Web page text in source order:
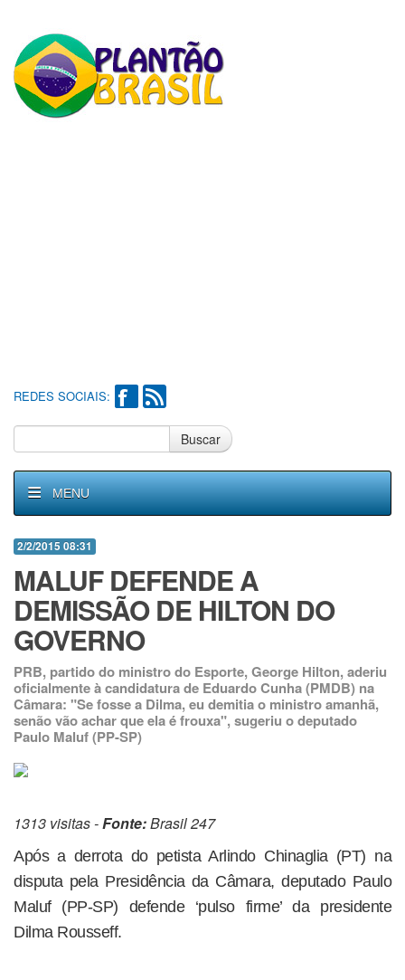
REDES SOCIAIS:
Buscar
MENU
2/2/2015 08:31
MALUF DEFENDE A
DEMISSÃO DE HILTON DO
GOVERNO
PRB, partido do ministro do Esporte, George Hilton, aderiu
oficialmente à candidatura de Eduardo Cunha (PMDB) na
Câmara: "Se fosse a Dilma, eu demitia o ministro amanhã,
senão vão achar que ela é frouxa", sugeriu o deputado
Paulo Maluf (PP-SP)
1313 visitas -Fonte:Brasil 247
Após a derrota do petista Arlindo Chinaglia (PT) na
disputa pela Presidência da Câmara, deputado Paulo
Maluf (PP-SP) defende ‘pulso firme’ da presidente
Dilma Rousseff.